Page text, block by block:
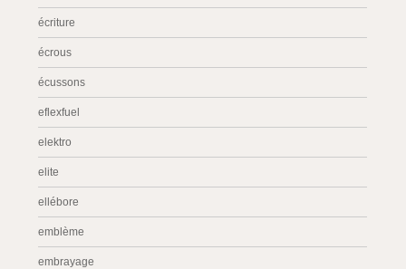
écriture
écrous
écussons
eflexfuel
elektro
elite
ellébore
emblème
embrayage